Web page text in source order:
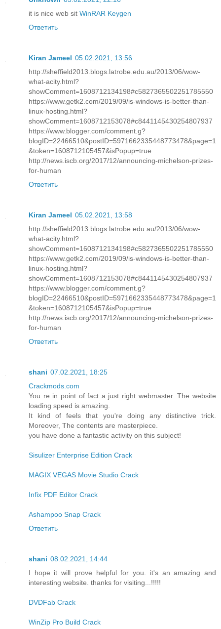
it is nice web sit WinRAR Keygen
Ответить
Kiran Jameel 05.02.2021, 13:56
http://sheffield2013.blogs.latrobe.edu.au/2013/06/wow-
what-acity.html?
showComment=1608712134198#c5827365502251785550
https://www.getk2.com/2019/09/is-windows-is-better-than-
linux-hosting.html?
showComment=1608712153078#c8441145430254807937
https://www.blogger.com/comment.g?
blogID=22466510&postID=5971662335448773478&page=1
&token=1608712105457&isPopup=true
http://news.iscb.org/2017/12/announcing-michelson-prizes-
for-human
Ответить
Kiran Jameel 05.02.2021, 13:58
http://sheffield2013.blogs.latrobe.edu.au/2013/06/wow-
what-acity.html?
showComment=1608712134198#c5827365502251785550
https://www.getk2.com/2019/09/is-windows-is-better-than-
linux-hosting.html?
showComment=1608712153078#c8441145430254807937
https://www.blogger.com/comment.g?
blogID=22466510&postID=5971662335448773478&page=1
&token=1608712105457&isPopup=true
http://news.iscb.org/2017/12/announcing-michelson-prizes-
for-human
Ответить
shani 07.02.2021, 18:25
Crackmods.com
You re in point of fact a just right webmaster. The website
loading speed is amazing.
It kind of feels that you're doing any distinctive trick.
Moreover, The contents are masterpiece.
you have done a fantastic activity on this subject!
Sisulizer Enterprise Edition Crack
MAGIX VEGAS Movie Studio Crack
Infix PDF Editor Crack
Ashampoo Snap Crack
Ответить
shani 08.02.2021, 14:44
I hope it will prove helpful for you. it's an amazing and
interesting website. thanks for visiting...!!!!!
DVDFab Crack
WinZip Pro Build Crack